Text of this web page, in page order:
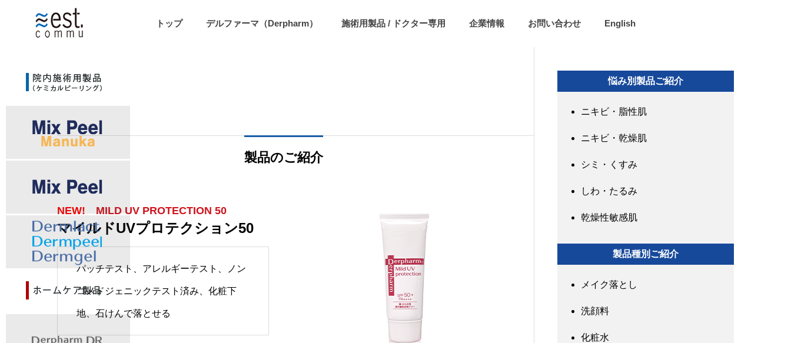
トップ デルファーマ（Derpharm） 施術用製品 / ドクター専用 企業情報 お問い合わせ English
製品のご紹介
NEW! MILD UV PROTECTION 50
マイルドUVプロテクション50
パッチテスト、アレルギーテスト、ノン
コメドジェニックテスト済み、化粧下
地、石けんで落とせる
悩み別製品ご紹介
ニキビ・脂性肌
ニキビ・乾燥肌
シミ・くすみ
しわ・たるみ
乾燥性敏感肌
製品種別ご紹介
メイク落とし
洗顔料
化粧水